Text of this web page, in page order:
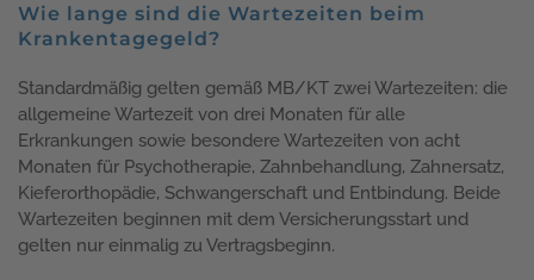
Wie lange sind die Wartezeiten beim
Krankentagegeld?
Standardmäßig gelten gemäß MB/KT zwei Wartezeiten: die
allgemeine Wartezeit von drei Monaten für alle
Erkrankungen sowie besondere Wartezeiten von acht
Monaten für Psychotherapie, Zahnbehandlung, Zahnersatz,
Kieferorthopädie, Schwangerschaft und Entbindung. Beide
Wartezeiten beginnen mit dem Versicherungsstart und
gelten nur einmalig zu Vertragsbeginn.